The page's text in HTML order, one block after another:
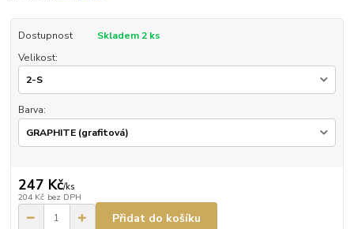
Dostupnost
Skladem 2 ks
Velikost:
Barva:
247 Kč/ks
204 Kč bez DPH
Přidat do košíku